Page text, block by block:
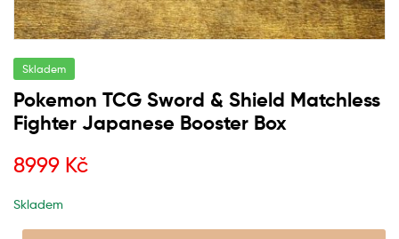
Skladem
Pokemon TCG Sword & Shield Matchless
Fighter Japanese Booster Box
8999 Kč
Skladem